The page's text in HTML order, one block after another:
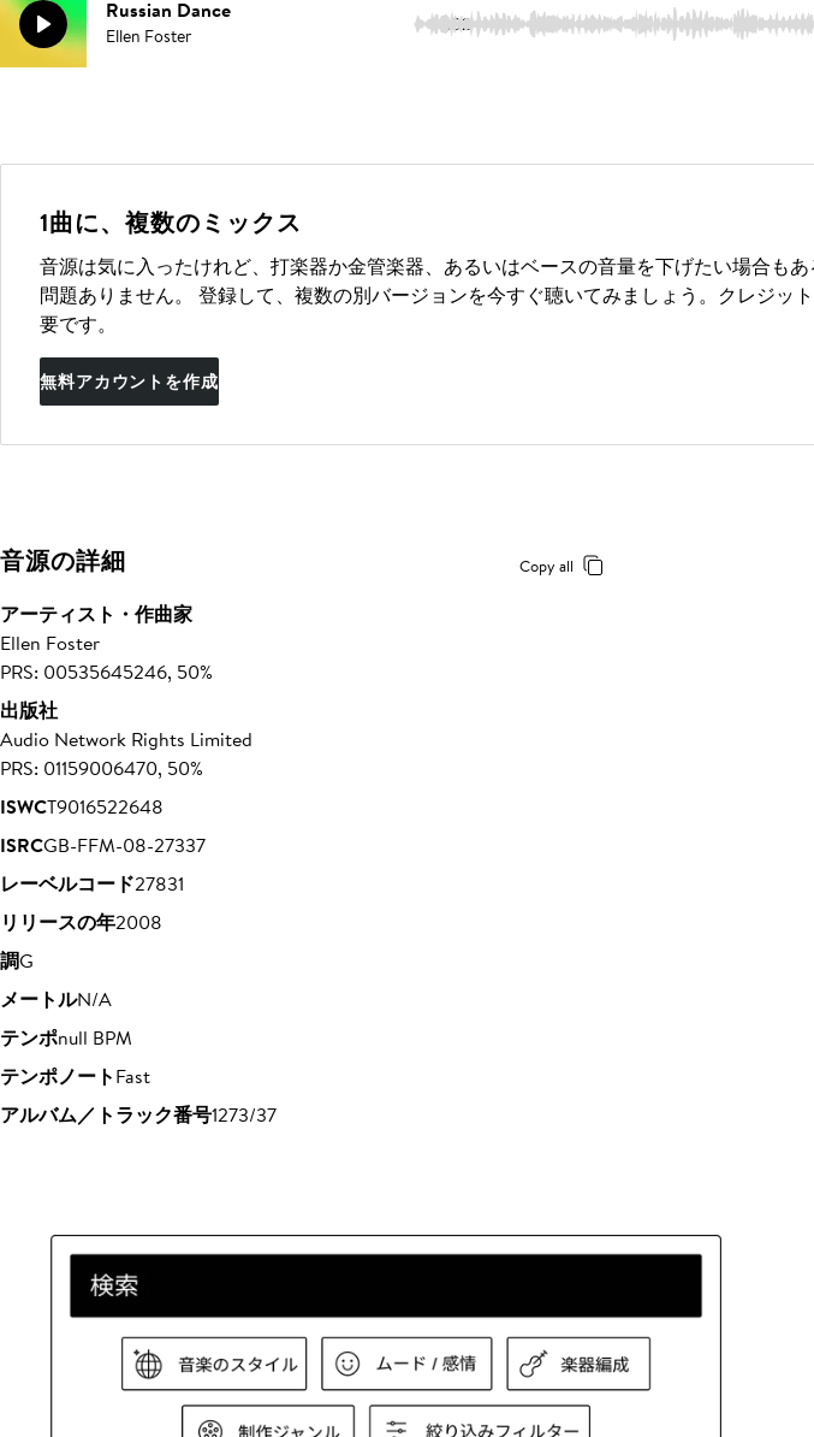
Russian Dance
Ellen Foster 1:02
1曲に、複数のミックス
音源は気に入ったけれど、打楽器か金管楽器、あるいはベースの音量を下げたい場合もあ
問題ありません。 登録して、複数の別バージョンを今すぐ聴いてみましょう。クレジッ
要です。
無料アカウントを作成
音源の詳細 Copy all
アーティスト・作曲家
Ellen Foster
PRS: 00535645246, 50%
出版社
Audio Network Rights Limited
PRS: 01159006470, 50%
ISWCT9016522648
ISRCGB-FFM-08-27337
レーベルコード27831
リリースの年2008
調G
メートルN/A
テンポnull BPM
テンポノートFast
アルバム／トラック番号1273/37